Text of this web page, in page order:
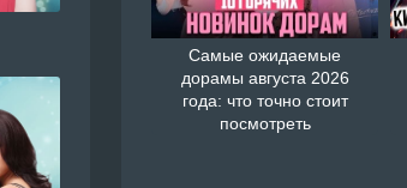
Самые ожидаемые
дорамы августа 2026
года: что точно стоит
посмотреть